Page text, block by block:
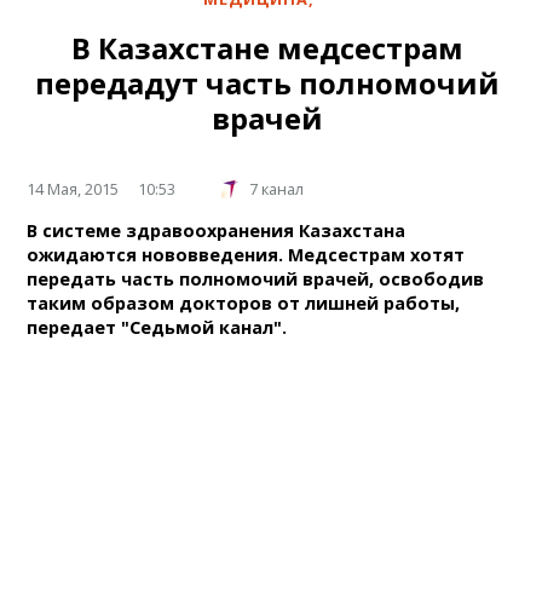
В Казахстане медсестрам
передадут часть полномочий
врачей
14 Мая, 2015 10:53 7 канал
В системе здравоохранения Казахстана
ожидаются нововведения. Медсестрам хотят
передать часть полномочий врачей, освободив
таким образом докторов от лишней работы,
передает "Седьмой канал".